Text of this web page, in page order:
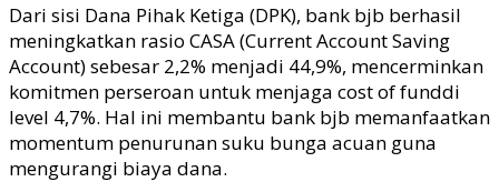
Dari sisi Dana Pihak Ketiga (DPK), bank bjb berhasil
meningkatkan rasio CASA (Current Account Saving
Account) sebesar 2,2% menjadi 44,9%, mencerminkan
komitmen perseroan untuk menjaga cost of funddi
level 4,7%. Hal ini membantu bank bjb memanfaatkan
momentum penurunan suku bunga acuan guna
mengurangi biaya dana.